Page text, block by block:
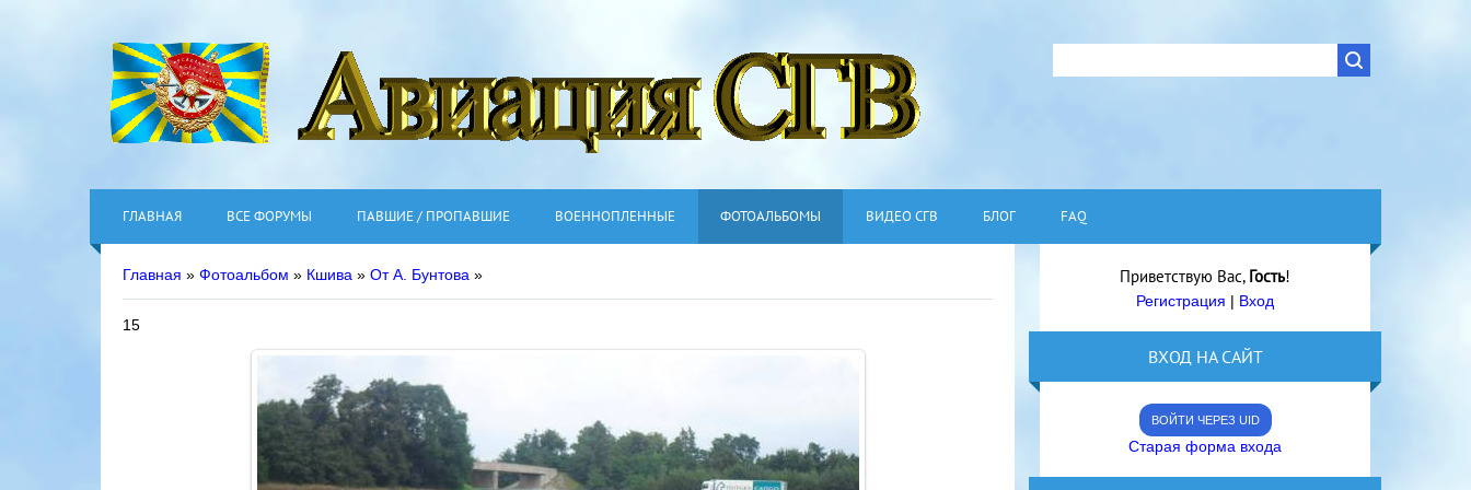
ГЛАВНАЯ ВСЕ ФОРУМЫ ПАВШИЕ / ПРОПАВШИЕ ВОЕННОПЛЕННЫЕ ФОТОАЛЬБОМЫ ВИДЕО СГВ БЛОГ FAQ
Главная » Фотоальбом » Кшива » От А. Бунтова »
15
Приветствую Вас, Гость!
Регистрация | Вход
ВХОД НА САЙТ
ВОЙТИ ЧЕРЕЗ UID
Старая форма входа